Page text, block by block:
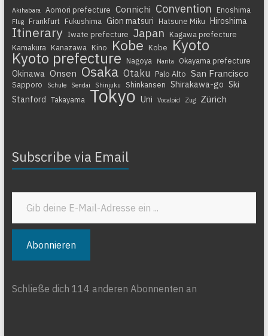
Akihabara Aomori prefecture Connichi Convention Enoshima
Flug Frankfurt Fukushima Gion matsuri Hatsune Miku Hiroshima
Itinerary Iwate prefecture Japan
Kagawa prefecture
Kamakura
Kanazawa Kino Kobe Kobe Kyoto
Kyoto prefecture Nagoya Narita Okayama prefecture
Okinawa Onsen Osaka Otaku Palo Alto San Francisco
Sapporo Schule Sendai Shinjuku Shinkansen Shirakawa-go Ski
Stanford Takayama Tokyo Uni Vocaloid Zug Zürich
Subscribe via Email
Gib deine E-Mail-Adresse ein ...
Abonnieren
Schließe dich 114 anderen Abonnenten an